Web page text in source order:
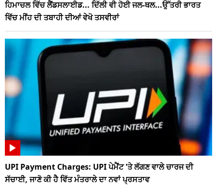
ਹਿਮਾਚਲ ਵਿੱਚ ਲੈਂਡਸਲਾਈਡ... ਦਿੱਲੀ ਵੀ ਹੋਈ ਜਲ-ਥਲ...ਉੱਤਰੀ ਭਾਰਤ
ਵਿੱਚ ਮੀਂਹ ਦੀ ਤਬਾਹੀ ਦੀਆਂ ਵੇਖੋ ਤਸਵੀਰਾਂ
UPI Payment Charges: UPI ਪੇਮੈਂਟ 'ਤੇ ਲੱਗਣ ਵਾਲੇ ਚਾਰਜ ਦੀ
ਸੱਚਾਈ, ਜਾਣੋ ਕੀ ਹੈ ਵਿੱਤ ਮੰਤਰਾਲੇ ਦਾ ਨਵਾਂ ਪ੍ਰਸਤਾਵ